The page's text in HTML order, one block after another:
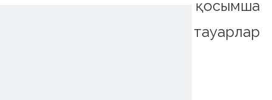
қосымша
тауарлар